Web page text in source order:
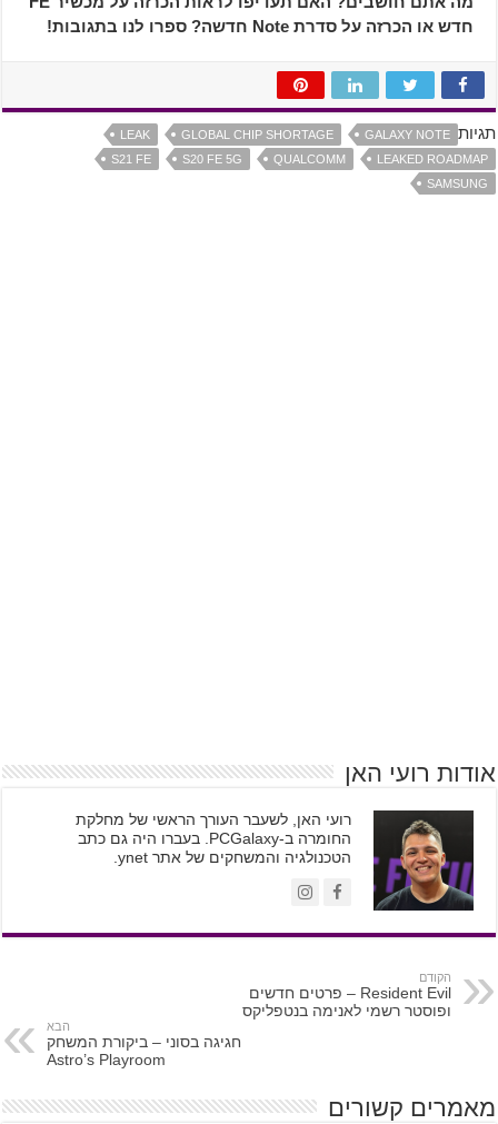
חדש או הכרזה על סדרת Note חדשה? ספרו לנו בתגובות!
תגיות GALAXY NOTE
GLOBAL CHIP SHORTAGE
LEAK
LEAKED ROADMAP
QUALCOMM
S20 FE 5G
S21 FE
SAMSUNG
אודות רועי האן
רועי האן, לשעבר העורך הראשי של מחלקת
החומרה ב-PCGalaxy. בעברו היה גם כתב
הטכנולגיה והמשחקים של אתר ynet.
הקודם
Resident Evil – פרטים חדשים
ופוסטר רשמי לאנימה בנטפליקס
הבא
חגיגה בסוני – ביקורת המשחק
Astro’s Playroom
מאמרים קשורים